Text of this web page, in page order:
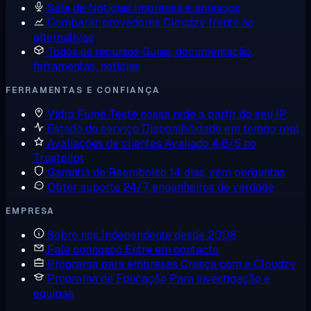
Sala de Notícias Imprensa e anúncios
Comparar provedores Cloudzy frente às
alternativas
Todos os recursos Guias, documentação,
ferramentas, notícias
FERRAMENTAS E CONFIANÇA
Vidro Fumê Teste nossa rede a partir do seu IP
Estado do serviço Disponibilidade em tempo real
Avaliações de clientes Avaliado 4,6/5 no
Trustpilot
Garantia de Reembolso 14 dias, sem perguntas
Obter suporte 24/7, engenheiros de verdade
EMPRESA
Sobre nós Independente desde 2008
Fale connosco Entre em contacto
Programa para empresas Cresça com a Cloudzy
Programa de Educação Para investigação e
equipas